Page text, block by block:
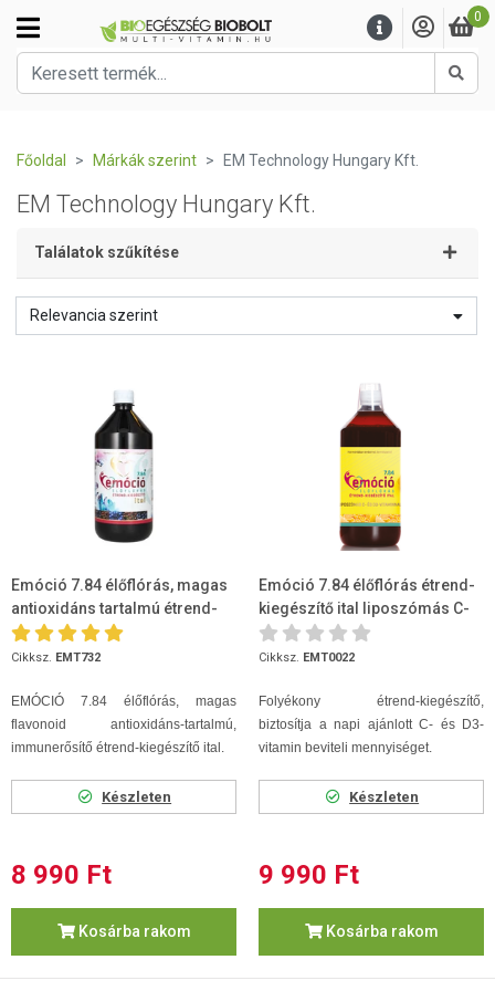
0
Főoldal Márkák szerint EM Technology Hungary Kft.
EM Technology Hungary Kft.
Találatok szűkítése
Relevancia szerint
Emóció 7.84 élőflórás, magas
antioxidáns tartalmú étrend-
kieg.
Cikksz. EMT732
EMÓCIÓ 7.84 élőflórás, magas
flavonoid antioxidáns-tartalmú,
immunerősítő étrend-kiegészítő ital.
Készleten
8 990 Ft
Kosárba rakom
Emóció 7.84 élőflórás étrend-
kiegészítő ital liposzómás C-
és D3-vitaminnal 1 L
Cikksz. EMT0022
Folyékony étrend-kiegészítő,
biztosítja a napi ajánlott C- és D3-
vitamin beviteli mennyiséget.
Készleten
9 990 Ft
Kosárba rakom